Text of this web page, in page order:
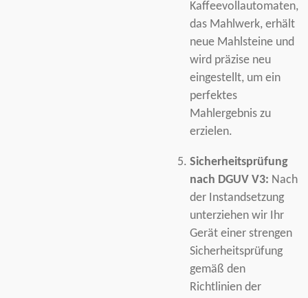
Kaffeevollautomaten,
das Mahlwerk, erhält
neue Mahlsteine und
wird präzise neu
eingestellt, um ein
perfektes
Mahlergebnis zu
erzielen.
Sicherheitsprüfung
nach DGUV V3: Nach
der Instandsetzung
unterziehen wir Ihr
Gerät einer strengen
Sicherheitsprüfung
gemäß den
Richtlinien der